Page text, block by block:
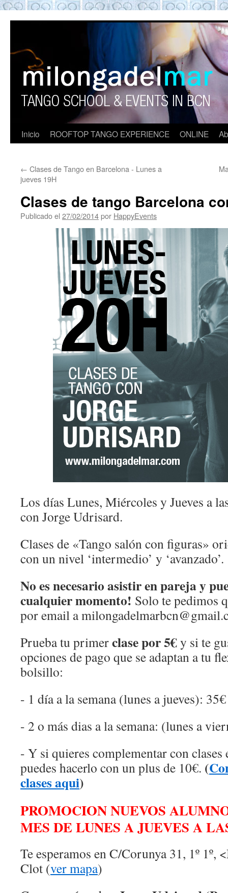
ROOFTOP TANGO
experience. Private Tango Lesson. Rooftop
Tango experience Barcelona. Tango
Barcelona
Inicio ROOFTOP TANGO EXPERIENCE ONLINE
← Clases de Tango en Barcelona - Lunes a
jueves 19H
Clases de tango Barcelona
Publicado el 27/02/2014por HappyEvents
Los días Lunes, Miércoles y Jueves a
con Jorge Udrisard.
Clases de «Tango salón con figuras»
con un nivel ‘intermedio’ y ‘avanzado’.
No es necesario asistir en pareja y
cualquier momento! Solo te pedimos
por email a
Prueba tu primerclase por 5€y si te
opciones de pago que se adaptan a tu
bolsillo:
- 1 día a la semana (lunes a jueves): 35€
- 2 o más dias a la semana: (lunes a
- Y si quieres complementar con
puedes hacerlo con un plus de 10€. (
clases aqui)
PROMOCION NUEVOS
MES DE LUNES A JUEVES A
Te esperamos en C/Corunya 31, 1º
Clot (ver mapa)